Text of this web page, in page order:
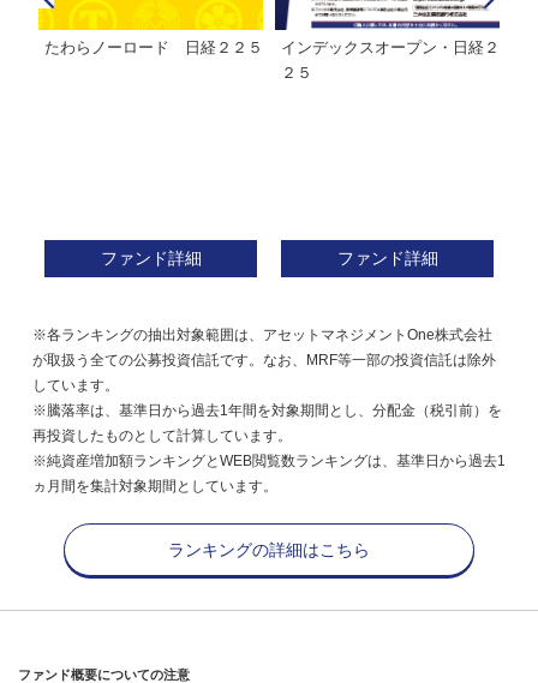
たわらノーロード 日経２２５
ファンド詳細
インデックスオープン・日経２
２５
ファンド詳細
※各ランキングの抽出対象範囲は、アセットマネジメントOne株式会社
が取扱う全ての公募投資信託です。なお、MRF等一部の投資信託は除外
しています。
※騰落率は、基準日から過去1年間を対象期間とし、分配金（税引前）を
再投資したものとして計算しています。
※純資産増加額ランキングとWEB閲覧数ランキングは、基準日から過去1
ヵ月間を集計対象期間としています。
ランキングの詳細はこちら
ファンド概要についての注意